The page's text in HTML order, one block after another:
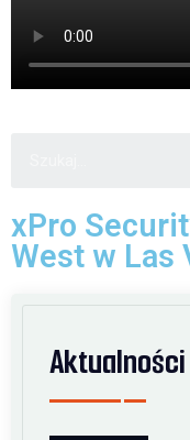
xPro
West w Las
Aktualności